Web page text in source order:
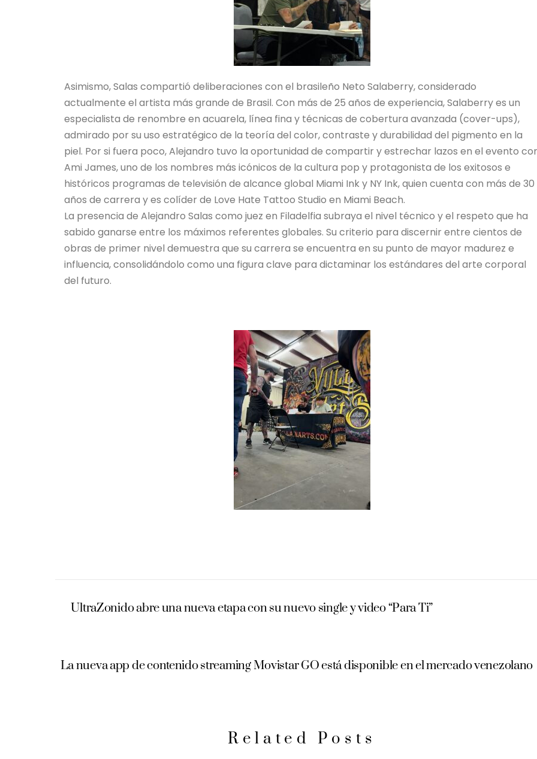
Asimismo, Salas compartió deliberaciones con el brasileño Neto Salaberry, considerado
actualmente el artista más grande de Brasil. Con más de 25 años de experiencia, Salaberry es un
especialista de renombre en acuarela, línea fina y técnicas de cobertura avanzada (cover-ups),
admirado por su uso estratégico de la teoría del color, contraste y durabilidad del pigmento en la
piel. Por si fuera poco, Alejandro tuvo la oportunidad de compartir y estrechar lazos en el evento
Ami James, uno de los nombres más icónicos de la cultura pop y protagonista de los exitosos e
históricos programas de televisión de alcance global Miami Ink y NY Ink, quien cuenta con más de 30
años de carrera y es colíder de Love Hate Tattoo Studio en Miami Beach.
La presencia de Alejandro Salas como juez en Filadelfia subraya el nivel técnico y el respeto que ha
sabido ganarse entre los máximos referentes globales. Su criterio para discernir entre cientos de
obras de primer nivel demuestra que su carrera se encuentra en su punto de mayor madurez e
influencia, consolidándolo como una figura clave para dictaminar los estándares del arte corporal
del futuro.
UltraZonido abre una nueva etapa con su nuevo single y video “Para Ti”
La nueva app de contenido streaming Movistar GO está disponible en el mercado venezolano
Related Posts